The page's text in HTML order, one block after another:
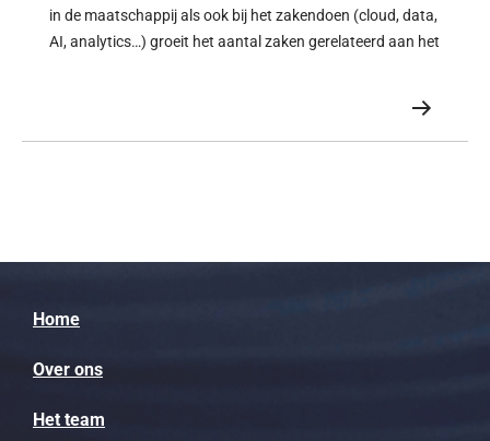
in de maatschappij als ook bij het zakendoen (cloud, data,
AI, analytics…) groeit het aantal zaken gerelateerd aan het
Home
Over ons
Het team